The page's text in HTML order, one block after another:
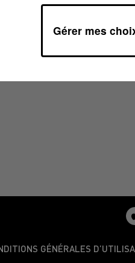
GÉNÉRALES
Gérer mes